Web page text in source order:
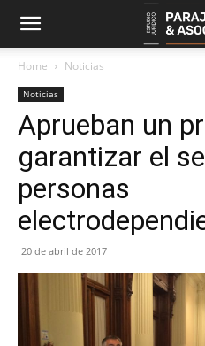
Home Noticias
Noticias
Aprueban un
garantizar el
personas
20 de abril de 2017